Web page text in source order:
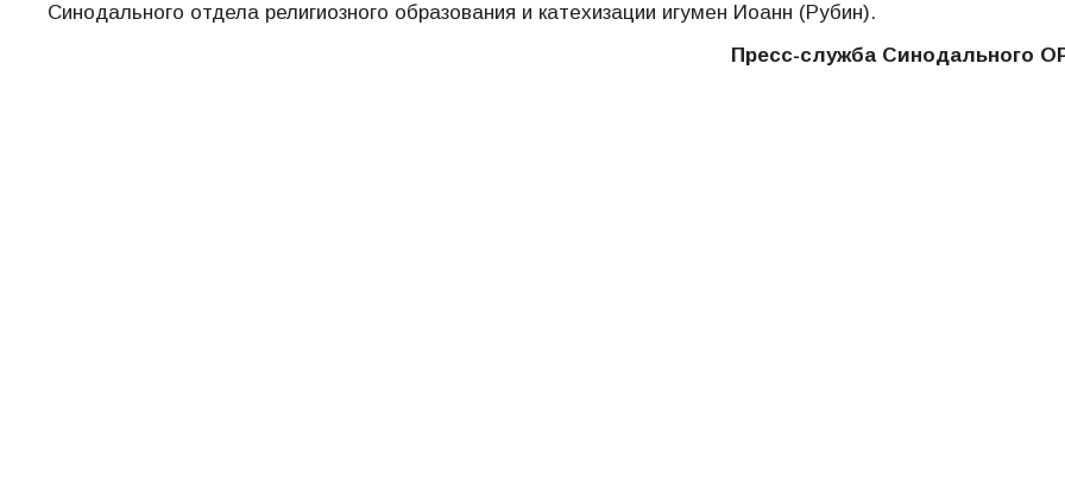
Синодального отдела религиозного образования и катехизации игумен Иоанн (Рубин).
Пресс-служба Синодального